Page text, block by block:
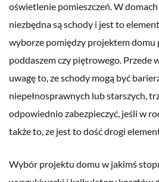
oświetlenie pomieszczeń. W
niezbędna są schody i jest to
wyborze pomiędzy projektem domu
poddaszem czy piętrowego. Przede
uwagę to, ze schody mogą być
niepełnosprawnych lub starszych,
odpowiednio zabezpieczyć, jeśli w
także to, ze jest to dość drogi
Wybór projektu domu w jakimś